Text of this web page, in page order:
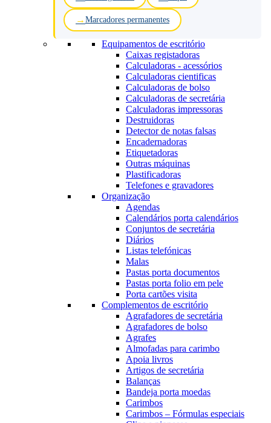
Marcadores permanentes
Equipamentos de escritório
Caixas registadoras
Calculadoras - acessórios
Calculadoras cientificas
Calculadoras de bolso
Calculadoras de secretária
Calculadoras impressoras
Destruidoras
Detector de notas falsas
Encadernadoras
Etiquetadoras
Outras máquinas
Plastificadoras
Telefones e gravadores
Organização
Agendas
Calendários porta calendários
Conjuntos de secretária
Diários
Listas telefónicas
Malas
Pastas porta documentos
Pastas porta folio em pele
Porta cartões visita
Complementos de escritório
Agrafadores de secretária
Agrafadores de bolso
Agrafes
Almofadas para carimbo
Apoia livros
Artigos de secretária
Balanças
Bandeja porta moedas
Carimbos
Carimbos – Fórmulas especiais